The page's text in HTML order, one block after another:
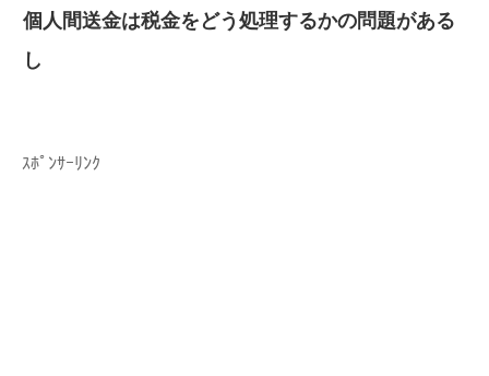
個人間送金は税金をどう処理するかの問題がある
し
ｽﾎﾟﾝｻｰﾘﾝｸ